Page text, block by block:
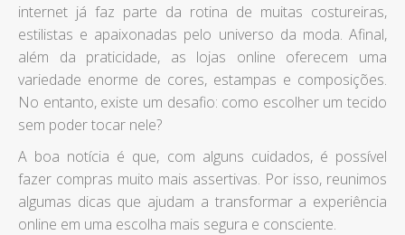
internet já faz parte da rotina de muitas costureiras,
estilistas e apaixonadas pelo universo da moda. Afinal,
além da praticidade, as lojas online oferecem uma
variedade enorme de cores, estampas e composições.
No entanto, existe um desafio: como escolher um tecido
sem poder tocar nele?
A boa notícia é que, com alguns cuidados, é possível
fazer compras muito mais assertivas. Por isso, reunimos
algumas dicas que ajudam a transformar a experiência
online em uma escolha mais segura e consciente.